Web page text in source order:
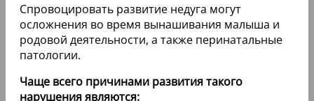
Спровоцировать развитие недуга могут
осложнения во время вынашивания малыша и
родовой деятельности, а также перинатальные
патологии.
Чаще всего причинами развития такого
нарушения являются: